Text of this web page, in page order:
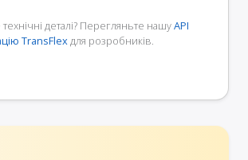
деталі? Перегляньте нашуAPI
TransFlexдля розробників.